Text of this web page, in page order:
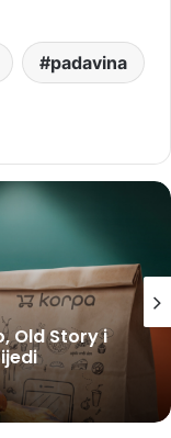
padavina
Old Story i